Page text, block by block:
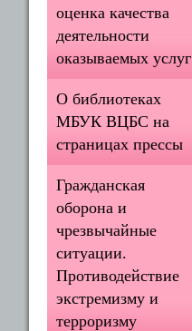
оценка качества
деятельности
оказываемых услуг
О библиотеках
МБУК ВЦБС на
страницах прессы
Гражданская
оборона и
чрезвычайные
ситуации.
Противодействие
экстремизму и
терроризму